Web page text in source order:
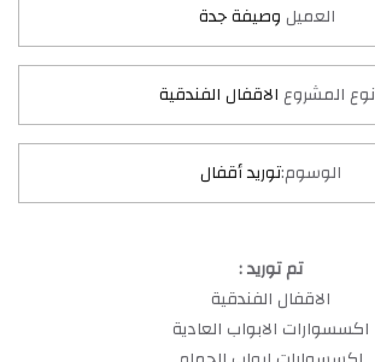
العميل وصيفة جدة
نوع المشروع الاقفال الفندقية
الوسوم:توريد أقفال
تم توريد :
الاقفال الفندقية
اكسسوارات الابواب العادية